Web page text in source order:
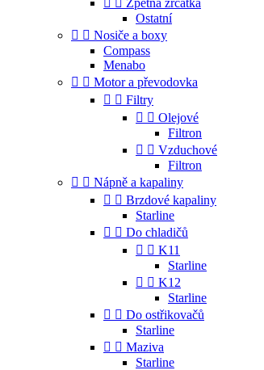
Ostatní
  Nosiče a boxy
Compass
Menabo
  Motor a převodovka
  Filtry
  Olejové
Filtron
  Vzduchové
Filtron
  Nápně a kapaliny
  Brzdové kapaliny
Starline
  Do chladičů
  K11
Starline
  K12
Starline
  Do ostřikovačů
Starline
  Maziva
Starline